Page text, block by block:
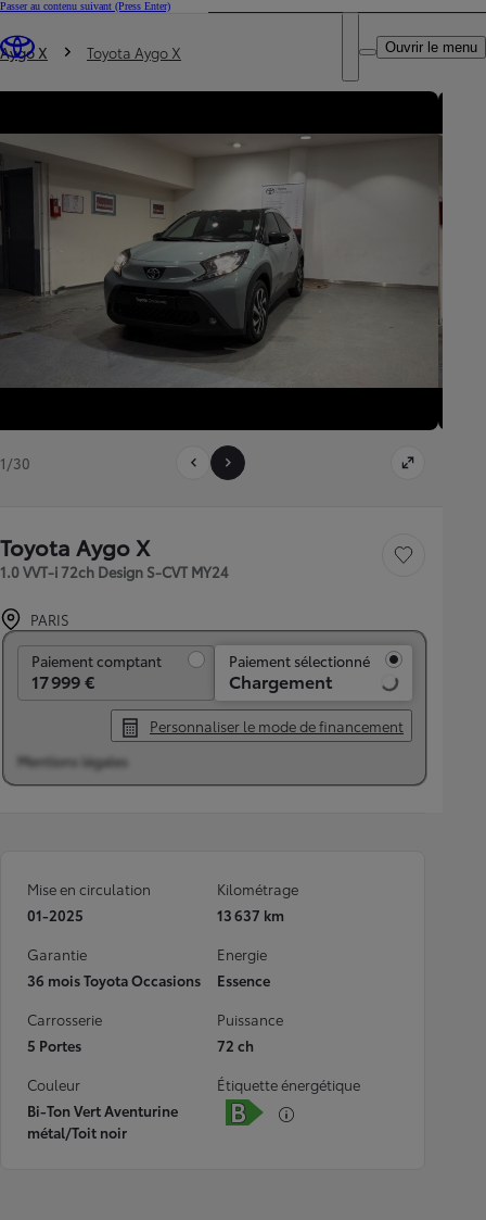
Passer au contenu suivant (Press Enter)
Trouvez un partenaire Toyota
DEALER NAME
Ouvrir le menu
Vous êtes ici
Aygo X Toyota Aygo X
1/30
Toyota Aygo X
1.0 VVT-i 72ch Design S-CVT MY24
Sauvegarder le
PARIS
Paiement comptant
17 999 €
Paiement sélectionné
Chargement
Personnaliser le mode de financement
Mentions légales
Mise en circulation
01-2025
Kilométrage
13 637 km
Garantie
36 mois Toyota Occasions
Energie
Essence
Carrosserie
5 Portes
Puissance
72 ch
Couleur
Bi-Ton Vert Aventurine
métal/Toit noir
Étiquette énergétique